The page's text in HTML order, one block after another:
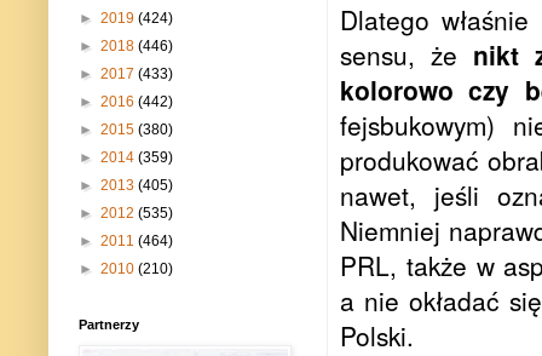
Dlatego
sensu, że nikt
kolorowo czy
fejsbukowym)
produkować
nawet, jeśli
Niemniej
PRL, także w
a nie okładać
Polski.
► 2019 (424)
► 2018 (446)
► 2017 (433)
► 2016 (442)
► 2015 (380)
► 2014 (359)
► 2013 (405)
► 2012 (535)
► 2011 (464)
► 2010 (210)
Partnerzy